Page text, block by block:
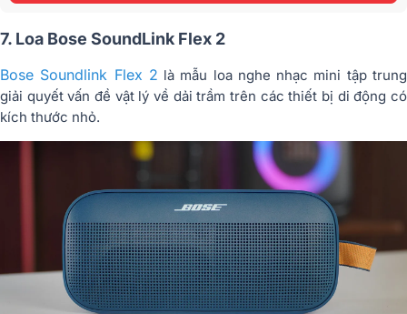
7. Loa Bose SoundLink Flex 2
Bose Soundlink Flex 2 là mẫu loa nghe nhạc mini tập trung
giải quyết vấn đề vật lý về dải trầm trên các thiết bị di động có
kích thước nhỏ.